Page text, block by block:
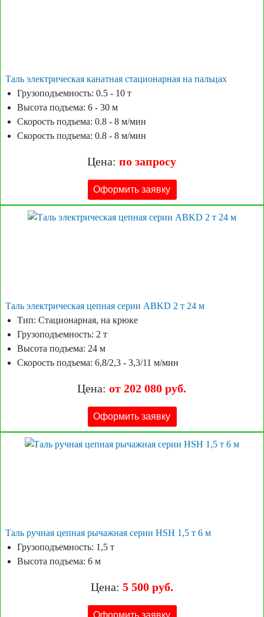
Таль электрическая канатная стационарная на пальцах
Грузоподъемность: 0.5 - 10 т
Высота подъема: 6 - 30 м
Скорость подъема: 0.8 - 8 м/мин
Скорость подъема: 0.8 - 8 м/мин
Цена:по запросу
Оформить заявку
Таль электрическая цепная серии ABKD 2 т 24 м
Тип: Стационарная, на крюке
Грузоподъемность: 2 т
Высота подъема: 24 м
Скорость подъема: 6,8/2,3 - 3,3/11 м/мин
Цена:от 202 080 руб.
Оформить заявку
Таль ручная цепная рычажная серии HSH 1,5 т 6 м
Грузоподъемность: 1,5 т
Высота подъема: 6 м
Цена: 5 500 руб.